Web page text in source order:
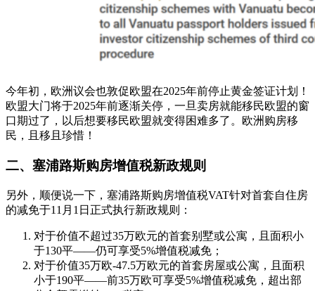
今年初，欧洲议会也敦促欧盟在2025年前停止黄金签证计划！
欧盟大门将于2025年前逐渐关停，一旦卖房就能移民欧盟的窗
口期过了，以后想要移民欧盟就变得困难多了。欧洲购房移
民，且移且珍惜！
二、塞浦路斯购房增值税新政规则
另外，顺便说一下，塞浦路斯购房增值税VAT针对首套自住房
的减免于11月1日正式执行新政规则：
对于价值不超过35万欧元的首套别墅或公寓，且面积小
于130平——仍可享受5%增值税减免；
对于价值35万欧-47.5万欧元的首套房屋或公寓，且面积
小于190平——前35万欧可享受5%增值税减免，超出部